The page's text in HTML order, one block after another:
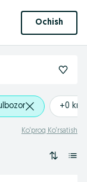
Ochish
+0 km
Ko‘proq Ko‘rsatish